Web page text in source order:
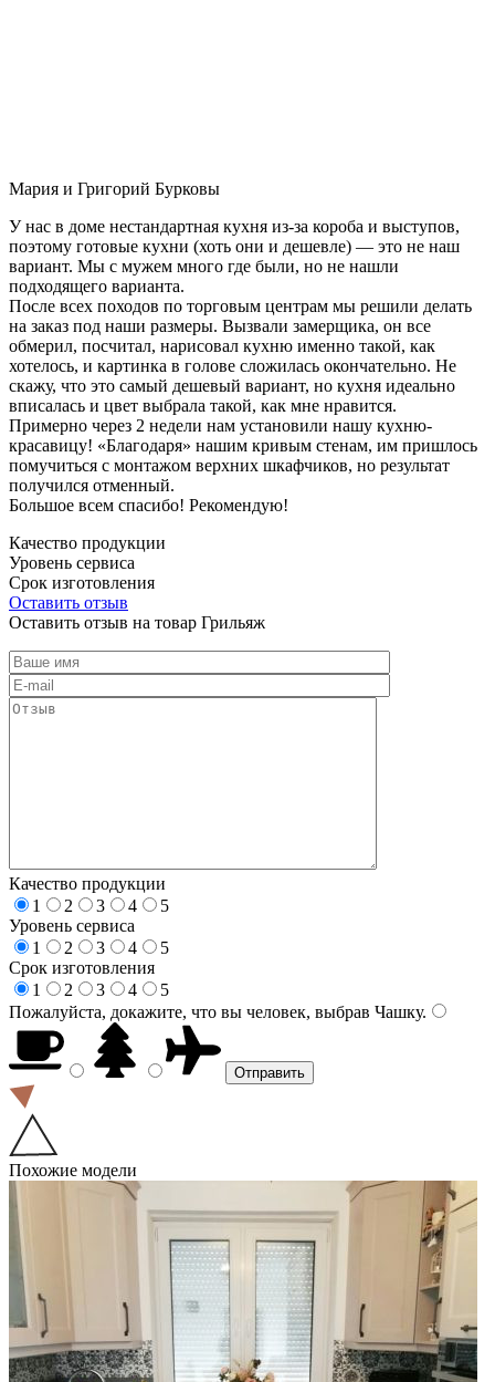
Мария и Григорий Бурковы
У нас в доме нестандартная кухня из-за короба и выступов,
поэтому готовые кухни (хоть они и дешевле) — это не наш
вариант. Мы с мужем много где были, но не нашли
подходящего варианта.
После всех походов по торговым центрам мы решили делать
на заказ под наши размеры. Вызвали замерщика, он все
обмерил, посчитал, нарисовал кухню именно такой, как
хотелось, и картинка в голове сложилась окончательно. Не
скажу, что это самый дешевый вариант, но кухня идеально
вписалась и цвет выбрала такой, как мне нравится.
Примерно через 2 недели нам установили нашу кухню-
красавицу! «Благодаря» нашим кривым стенам, им пришлось
помучиться с монтажом верхних шкафчиков, но результат
получился отменный.
Большое всем спасибо! Рекомендую!
Качество продукции
Уровень сервиса
Срок изготовления
Оставить отзыв
Оставить отзыв на товар Грильяж
Качество продукции
1
2 3 4
5
Уровень сервиса
1
2 3 4
5
Срок изготовления
1
2 3 4
5
Пожалуйста, докажите, что вы человек, выбрав Чашку.
Похожие модели